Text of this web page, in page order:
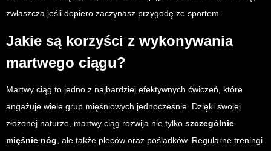
zwłaszcza jeśli dopiero zaczynasz przygodę ze sportem.
Jakie są korzyści z wykonywania
martwego ciągu?
Martwy ciąg to jedno z najbardziej efektywnych ćwiczeń, które
angażuje wiele grup mięśniowych jednocześnie. Dzięki swojej
złożonej naturze, martwy ciąg rozwija nie tylko szczególnie
mięśnie nóg , ale także pleców oraz pośladków. Regularne treningi